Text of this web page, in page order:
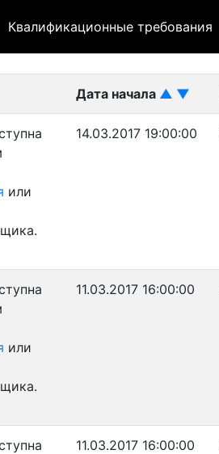
Квалификационные требования
Дата начала ▲ ▼
или
14.03.2017 19:00:00
или
11.03.2017 16:00:00
11.03.2017 16:00:00